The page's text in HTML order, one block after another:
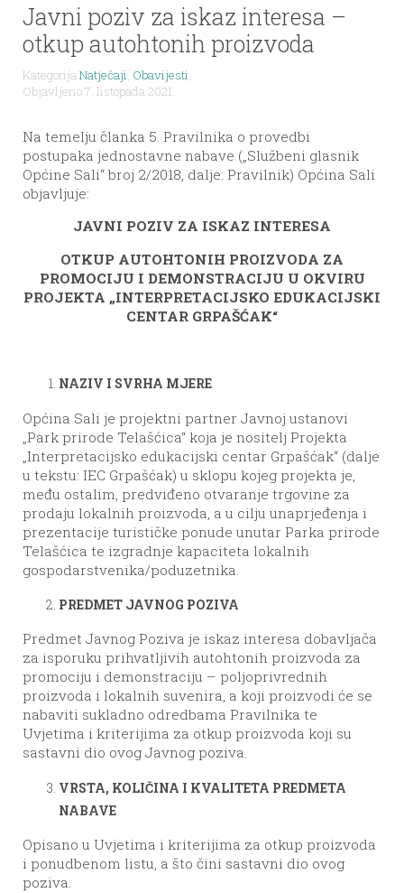
Javni poziv za iskaz interesa –
otkup autohtonih proizvoda
KategorijaNatječaji, Obavijesti,
Objavljeno 7. listopada 2021.
Na temelju članka 5. Pravilnika o provedbi
postupaka jednostavne nabave („Službeni glasnik
Općine Sali“ broj 2/2018, dalje: Pravilnik) Općina Sali
objavljuje:
JAVNI POZIV ZA ISKAZ INTERESA
OTKUP AUTOHTONIH PROIZVODA ZA
PROMOCIJU I DEMONSTRACIJU U OKVIRU
PROJEKTA „INTERPRETACIJSKO EDUKACIJSKI
CENTAR GRPAŠĆAK“
NAZIV I SVRHA MJERE
Općina Sali je projektni partner Javnoj ustanovi
„Park prirode Telašćica“ koja je nositelj Projekta
„Interpretacijsko edukacijski centar Grpašćak“ (dalje
u tekstu: IEC Grpašćak) u sklopu kojeg projekta je,
među ostalim, predviđeno otvaranje trgovine za
prodaju lokalnih proizvoda, a u cilju unaprjeđenja i
prezentacije turističke ponude unutar Parka prirode
Telašćica te izgradnje kapaciteta lokalnih
gospodarstvenika/poduzetnika.
PREDMET JAVNOG POZIVA
Predmet Javnog Poziva je iskaz interesa dobavljača
za isporuku prihvatljivih autohtonih proizvoda za
promociju i demonstraciju – poljoprivrednih
proizvoda i lokalnih suvenira, a koji proizvodi će se
nabaviti sukladno odredbama Pravilnika te
Uvjetima i kriterijima za otkup proizvoda koji su
sastavni dio ovog Javnog poziva.
VRSTA, KOLIČINA I KVALITETA PREDMETA
NABAVE
Opisano u Uvjetima i kriterijima za otkup proizvoda
i ponudbenom listu, a što čini sastavni dio ovog
poziva.